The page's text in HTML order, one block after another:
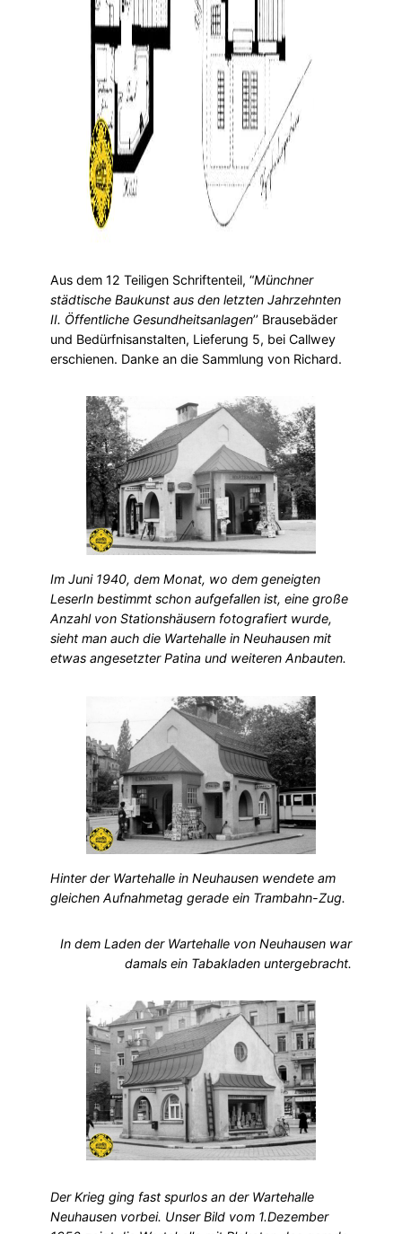
Aus dem 12 Teiligen Schriftenteil, “Münchner
städtische Baukunst aus den letzten Jahrzehnten
II. Öffentliche Gesundheitsanlagen’’ Brausebäder
und Bedürfnisanstalten, Lieferung 5, bei Callwey
erschienen. Danke an die Sammlung von Richard.
Im Juni 1940, dem Monat, wo dem geneigten
LeserIn bestimmt schon aufgefallen ist, eine große
Anzahl von Stationshäusern fotografiert wurde,
sieht man auch die Wartehalle in Neuhausen mit
etwas angesetzter Patina und weiteren Anbauten.
Hinter der Wartehalle in Neuhausen wendete am
gleichen Aufnahmetag gerade ein Trambahn-Zug.
In dem Laden der Wartehalle von Neuhausen war
damals ein Tabakladen untergebracht.
Der Krieg ging fast spurlos an der Wartehalle
Neuhausen vorbei. Unser Bild vom 1.Dezember